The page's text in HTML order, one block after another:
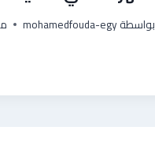
بواسطةmohamedfouda-egy